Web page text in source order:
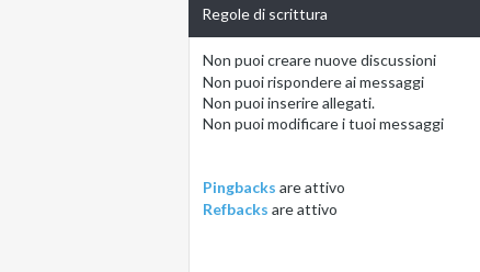
Regole di scrittura
Non puoicreare nuove discussioni
Non puoirispondere ai messaggi
Non puoiinserire allegati.
Non puoimodificare i tuoi messaggi
Pingbacks areattivo
Refbacks areattivo